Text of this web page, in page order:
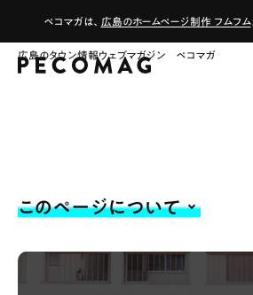
ペコマガは、 広島のホームページ制作 フムフム
広島のタウン情報ウェブマガジン ペコマガ
# ファミリーにおすすめ
# 女子旅
# 中区
# テイクアウト
このページについて